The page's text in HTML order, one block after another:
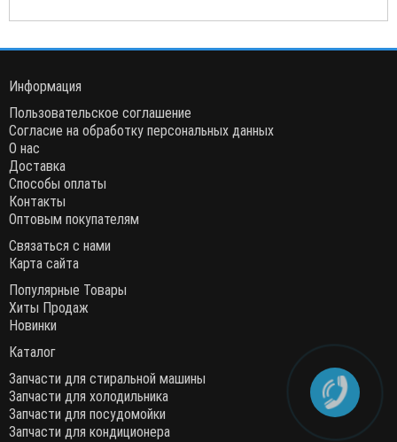
Информация
Пользовательское соглашение
Согласие на обработку персональных данных
О нас
Доставка
Способы оплаты
Контакты
Оптовым покупателям
Связаться с нами
Карта сайта
Популярные Товары
Хиты Продаж
Новинки
Каталог
Запчасти для стиральной машины
Запчасти для холодильника
Запчасти для посудомойки
Запчасти для кондиционера